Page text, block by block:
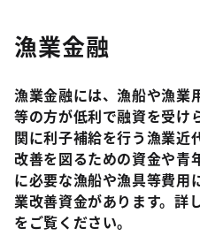
漁業金融
漁業金融には、漁船や漁
等の方が低利で融資を受け
関に利子補給を行う漁業近
改善を図るための資金や青
に必要な漁船や漁具等費用
業改善資金があります。詳
をご覧ください。